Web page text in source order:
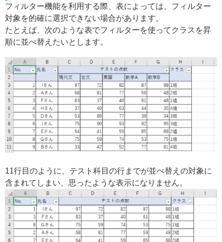
フィルター機能を利用する際、表によっては、フィルター
対象を的確に選択できない場合があります。
たとえば、次のような表でフィルターを使ってクラスを昇
順に並べ替えたいとします。
11行目のように、テスト科目の行までが並べ替えの対象に
含まれてしまい、思ったような表示になりません。